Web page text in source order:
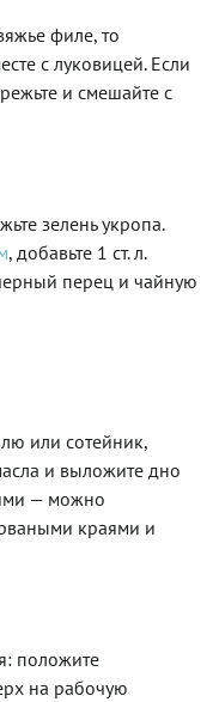
филе, то
с луковицей. Если
и смешайте с
зелень укропа.
, добавьте 1 ст. л.
перец и чайную
или сотейник,
и выложите дно
— можно
краями и
положите
на рабочую